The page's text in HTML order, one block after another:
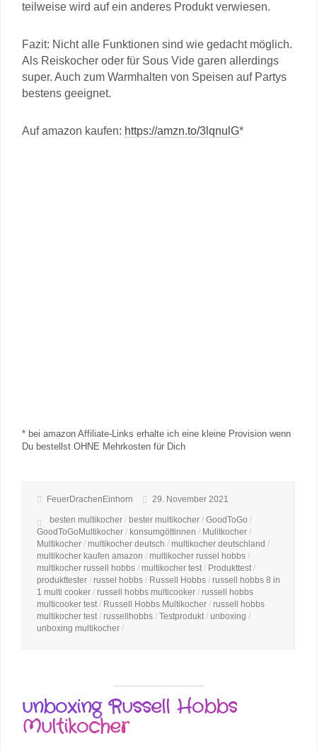
teilweise wird auf ein anderes Produkt verwiesen.
Fazit: Nicht alle Funktionen sind wie gedacht möglich.
Als Reiskocher oder für Sous Vide garen allerdings
super. Auch zum Warmhalten von Speisen auf Partys
bestens geeignet.
Auf amazon kaufen: https://amzn.to/3lqnulG*
* bei amazon Affiliate-Links erhalte ich eine kleine Provision wenn
Du bestellst OHNE Mehrkosten für Dich
FeuerDrachenEinhorn 29. November 2021
besten multikocher / bester multikocher / GoodToGo /
GoodToGoMultikocher / konsumgöttinnen / Mulitkocher /
Multikocher / multikocher deutsch / multikocher deutschland /
multikocher kaufen amazon / multikocher russel hobbs /
multikocher russell hobbs / multikocher test / Produkttest /
produkttester / russel hobbs / Russell Hobbs / russell hobbs 8 in
1 multi cooker / russell hobbs multicooker / russell hobbs
multicooker test / Russell Hobbs Multikocher / russell hobbs
multikocher test / russellhobbs / Testprodukt / unboxing /
unboxing multikocher /
unboxing Russell Hobbs
Multikocher